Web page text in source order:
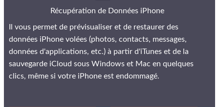
Récupération de Données iPhone
Il vous permet de prévisualiser et de restaurer des
données iPhone volées (photos, contacts, messages,
données d'applications, etc.) à partir d'iTunes et de la
sauvegarde iCloud sous Windows et Mac en quelques
clics, même si votre iPhone est endommagé.